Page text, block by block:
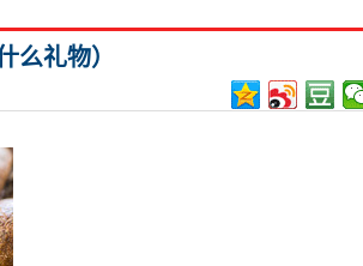
么礼物）